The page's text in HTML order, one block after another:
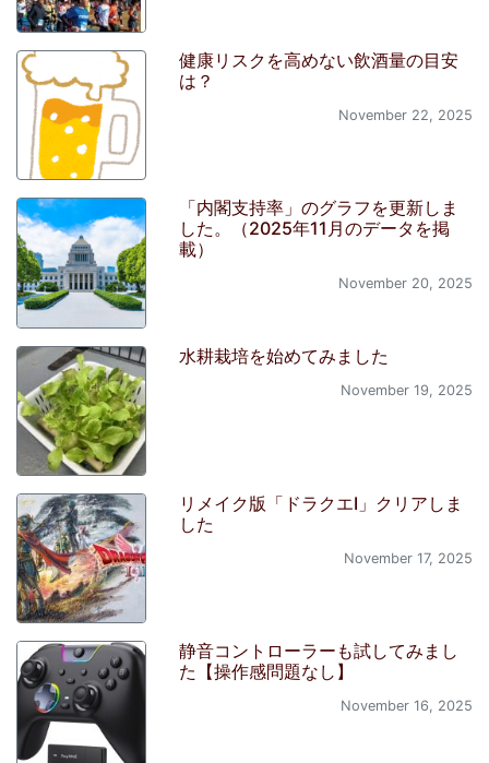
健康リスクを高めない飲酒量の目安
は？
November 22, 2025
「内閣支持率」のグラフを更新しま
した。（2025年11月のデータを掲
載）
November 20, 2025
水耕栽培を始めてみました
November 19, 2025
リメイク版「ドラクエI」クリアしま
した
November 17, 2025
静音コントローラーも試してみまし
た【操作感問題なし】
November 16, 2025